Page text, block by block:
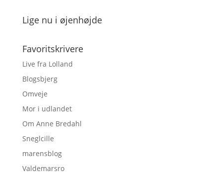
Lige nu i øjenhøjde
Favoritskrivere
Live fra Lolland
Blogsbjerg
Omveje
Mor i udlandet
Om Anne Bredahl
Sneglcille
marensblog
Valdemarsro